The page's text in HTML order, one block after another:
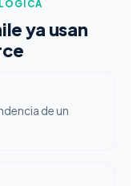
ya usan
de un